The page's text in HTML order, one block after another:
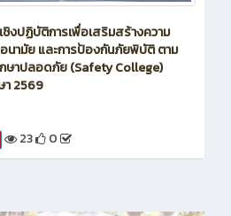
ชิงปฏิบัติการเพื่อเสริมสร้างความ
นามัย และการป้องกันภัยพิบัติ ตาม
ษาปลอดภัย (Safety College)
า 2569
23 0